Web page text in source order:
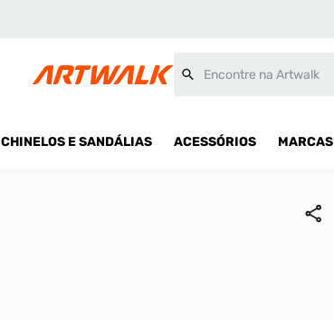
CHINELOS E SANDÁLIAS ACESSÓRIOS MARCAS